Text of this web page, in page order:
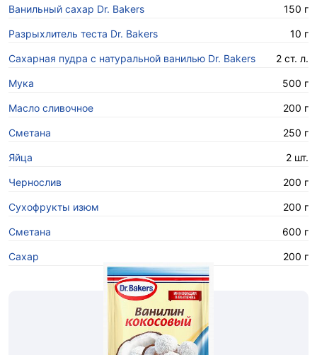
Ванильный сахар Dr. Bakers 150 г
Разрыхлитель теста Dr. Bakers 10 г
Сахарная пудра с натуральной ванилью Dr. Bakers 2 ст. л.
Мука 500 г
Масло сливочное 200 г
Сметана 250 г
Яйца 2 шт.
Чернослив 200 г
Сухофрукты изюм 200 г
Сметана 600 г
Сахар 200 г